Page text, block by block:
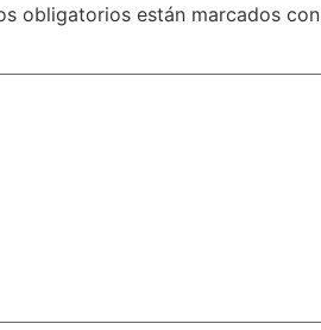
obligatorios están marcados con